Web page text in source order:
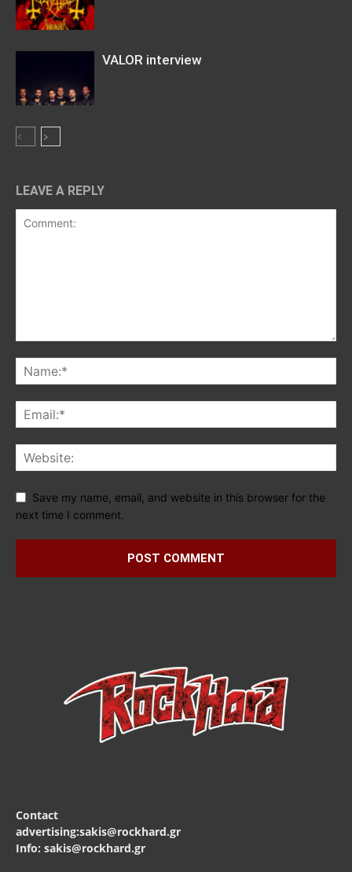
VALOR interview
LEAVE A REPLY
Save my name, email, and website in this browser for the
next time I comment.
Contact
advertising:sakis@rockhard.gr
Info: sakis@rockhard.gr